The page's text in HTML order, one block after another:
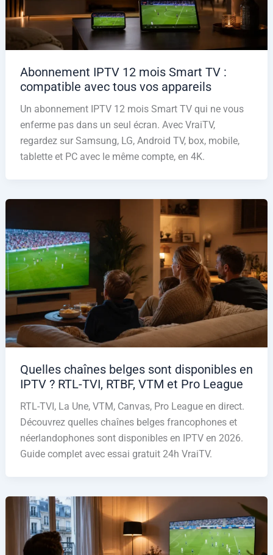
Abonnement IPTV 12 mois Smart TV :
compatible avec tous vos appareils
Un abonnement IPTV 12 mois Smart TV qui ne vous
enferme pas dans un seul écran. Avec VraiTV,
regardez sur Samsung, LG, Android TV, box, mobile,
tablette et PC avec le même compte, en 4K.
Quelles chaînes belges sont disponibles en
IPTV ? RTL-TVI, RTBF, VTM et Pro League
RTL-TVI, La Une, VTM, Canvas, Pro League en direct.
Découvrez quelles chaînes belges francophones et
néerlandophones sont disponibles en IPTV en 2026.
Guide complet avec essai gratuit 24h VraiTV.